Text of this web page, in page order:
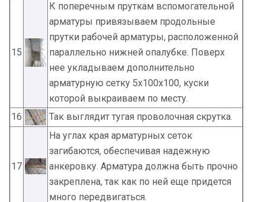
15
К поперечным пруткам вспомогательной
арматуры привязываем продольные
прутки рабочей арматуры, расположенной
параллельно нижней опалубке. Поверх
нее укладываем дополнительно
арматурную сетку 5х100х100, куски
которой выкраиваем по месту.
16
Так выглядит тугая проволочная скрутка.
17
На углах края арматурных сеток
загибаются, обеспечивая надежную
анкеровку. Арматура должна быть прочно
закреплена, так как по ней еще придется
много передвигаться.